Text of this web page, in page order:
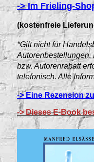
-> Im Frieling-
(kostenfreie
*Gilt nicht für
bzw. Autorenrabatt
telefonisch. Alle
-> Eine Rezension
-> Dieses E-Book